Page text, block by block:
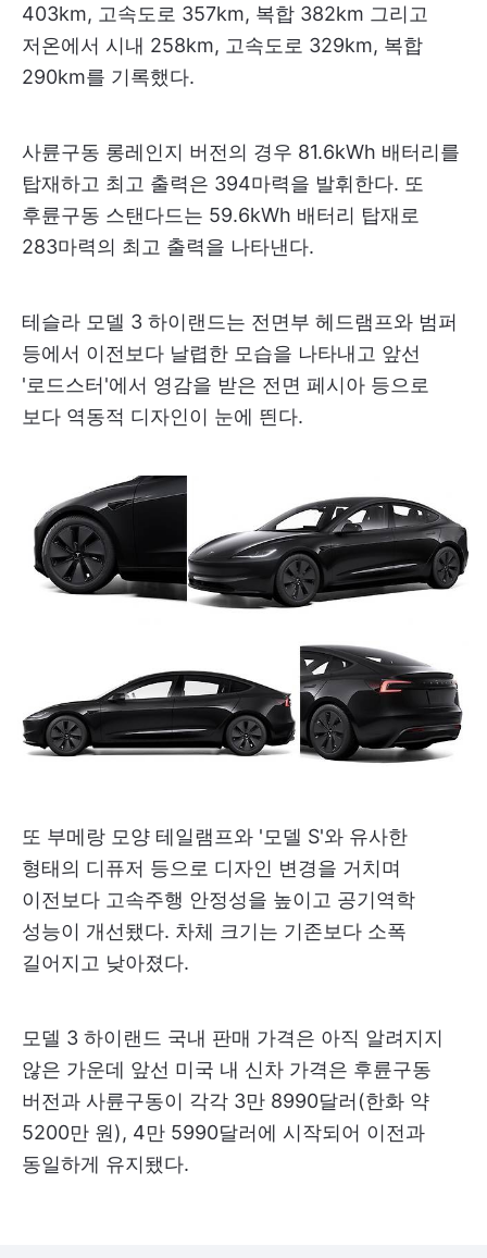
403km, 고속도로 357km, 복합 382km 그리고
저온에서 시내 258km, 고속도로 329km, 복합
290km를 기록했다.
사륜구동 롱레인지 버전의 경우 81.6kWh 배터리를
탑재하고 최고 출력은 394마력을 발휘한다. 또
후륜구동 스탠다드는 59.6kWh 배터리 탑재로
283마력의 최고 출력을 나타낸다.
테슬라 모델 3 하이랜드는 전면부 헤드램프와 범퍼
등에서 이전보다 날렵한 모습을 나타내고 앞선
'로드스터'에서 영감을 받은 전면 페시아 등으로
보다 역동적 디자인이 눈에 띈다.
또 부메랑 모양 테일램프와 '모델 S'와 유사한
형태의 디퓨저 등으로 디자인 변경을 거치며
이전보다 고속주행 안정성을 높이고 공기역학
성능이 개선됐다. 차체 크기는 기존보다 소폭
길어지고 낮아졌다.
모델 3 하이랜드 국내 판매 가격은 아직 알려지지
않은 가운데 앞선 미국 내 신차 가격은 후륜구동
버전과 사륜구동이 각각 3만 8990달러(한화 약
5200만 원), 4만 5990달러에 시작되어 이전과
동일하게 유지됐다.